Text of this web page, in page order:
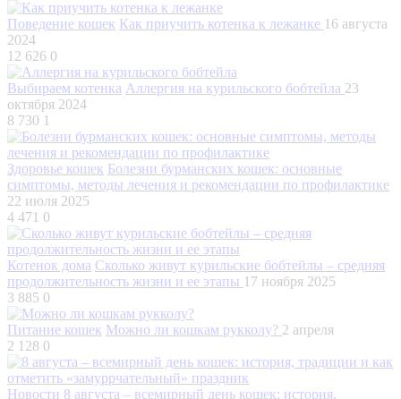
Поведение кошек Как приучить котенка к лежанке 16 августа
2024
12 626 0
Выбираем котенка Аллергия на курильского бобтейла 23
октября 2024
8 730 1
Здоровье кошек Болезни бурманских кошек: основные
симптомы, методы лечения и рекомендации по профилактике
22 июля 2025
4 471 0
Котенок дома Сколько живут курильские бобтейлы – средняя
продолжительность жизни и ее этапы 17 ноября 2025
3 885 0
Питание кошек Можно ли кошкам рукколу? 2 апреля
2 128 0
Новости 8 августа – всемирный день кошек: история,